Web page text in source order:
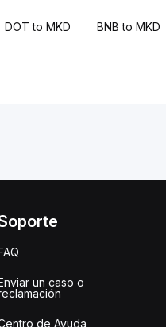
DOT to MKD BNB to MKD
un caso o
de Ayuda